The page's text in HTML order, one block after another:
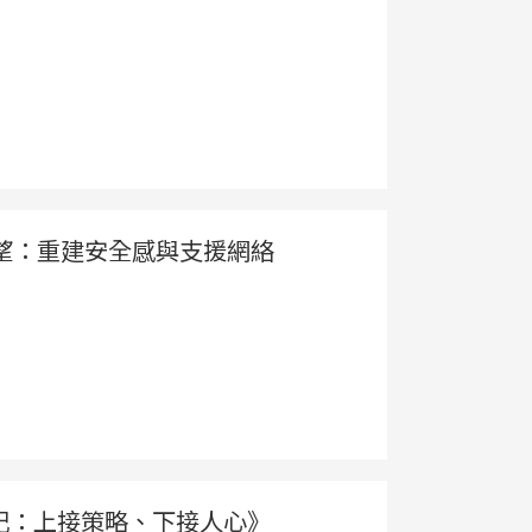
：重建安全感與支援網絡
上接策略、下接人心》